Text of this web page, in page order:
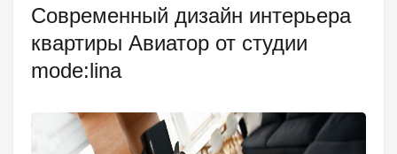
Современный дизайн интерьера
квартиры Авиатор от студии
mode:lina